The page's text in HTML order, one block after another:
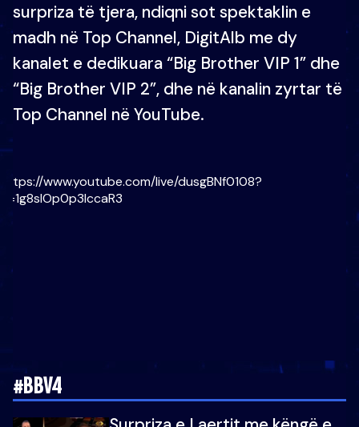
surpriza të tjera, ndiqni sot spektaklin e
madh në Top Channel, DigitAlb me dy
kanalet e dedikuara “Big Brother VIP 1” dhe
“Big Brother VIP 2”, dhe në kanalin zyrtar të
Top Channel në YouTube.
https://www.youtube.com/live/dusgBNf0108?
si=1g8sIOp0p3IccaR3
#BBV4